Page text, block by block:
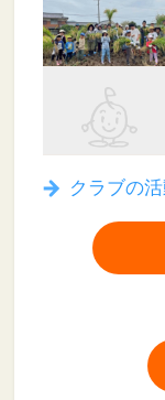
クラブの